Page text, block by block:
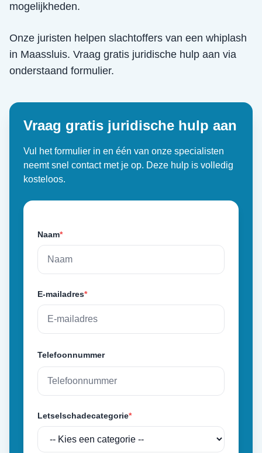
mogelijkheden.
Onze juristen helpen slachtoffers van een whiplash
in Maassluis. Vraag gratis juridische hulp aan via
onderstaand formulier.
Vraag gratis juridische hulp aan
Vul het formulier in en één van onze specialisten
neemt snel contact met je op. Deze hulp is volledig
kosteloos.
Naam*
E-mailadres*
Telefoonnummer
Letselschadecategorie*